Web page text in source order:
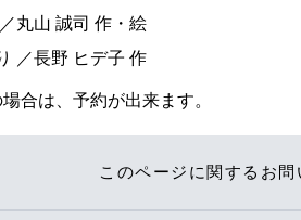
丸山 誠司 作・絵
／長野 ヒデ子 作
合は、予約が出来ます。
このページに関するお問